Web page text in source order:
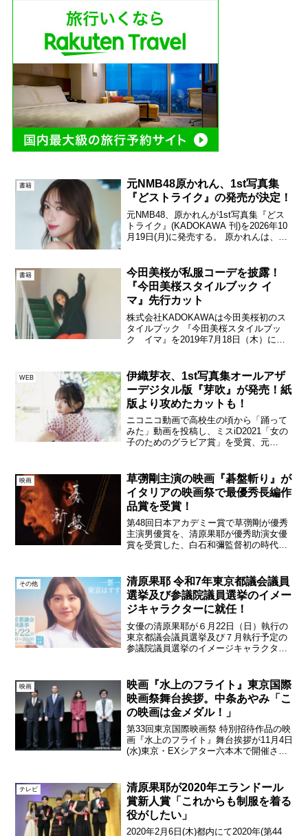
書籍
元NMB48原かれん、1st写真集
『どストライク』の発売が決定！
元NMB48、原かれんが1st写真集『どス
トライク』(KADOKAWA 刊)を2026年10
月19日(月)に発売する。 原かれんは、
時代に […]
書籍
今田美桜が私服コーデを披露！
『今田美桜スタイルブック イ
マ』先行カット
株式会社KADOKAWAは今田美桜初のス
タイルブック 『今田美桜スタイルブッ
ク イマ』を2019年7月18日（木）に発
ァッションページ、カバンの中身、毎日
の美容法など...
WEB
伊織芽衣、1st写真集オールアザ
ーデジタル版『芽吹』が発売！紙
版より攻めたカットも！
ニコニコ動画で高校生の頃から「踊って
みた」動画を投稿し、ミスiD2021「女の
子のためのグラビア賞」を受賞、元
して活動する伊 […]
映画
草彅剛主演の映画『碁盤斬り』が
イタリアの映画祭で最優秀長編作
品賞を受賞！
第48回日本アカデミー賞で草彅剛が優秀
主演男優賞を、清原果耶が優秀助演女優
賞を受賞した、白石和彌監督初の時代劇
開催された映画祭RED LINE
INTERNATI...
その他
清原果耶 令和7年東京都議会議員
選挙及び参議院議員選挙のイメー
ジキャラクターに就任！
女優の清原果耶が６月22日（日）執行の
東京都議会議員選挙及び７月執行予定の
参議院議員選挙のイメージキャラクター
るほか、静止画・動画広告を、特設ホー
ムページ、SNS広告、...
映画
映画『水上のフライト』東京国際
映画祭舞台挨拶。中条あやみ「こ
の映画は金メダル！」
第33回東京国際映画祭 特別招待作品の映
画『水上のフライト』舞台挨拶が11月4日
(水)東京・EXシアター六本木で開催さ
テネ五輪ハンマー投・金メダリストの室
伏広治が登壇し...
テレビ
清原果耶が2020年エランドール
賞新人賞「これからも制服を着る
役がしたい」
2020年2月6日(木)都内にて2020年(第44